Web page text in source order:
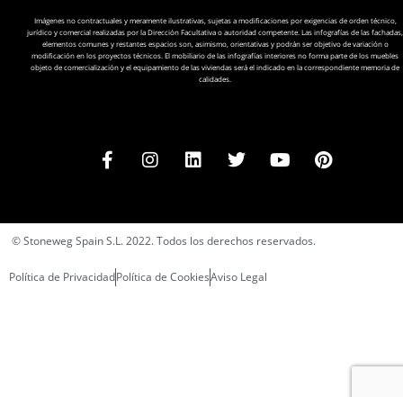
Imágenes no contractuales y meramente ilustrativas, sujetas a modificaciones por exigencias de orden técnico,
jurídico y comercial realizadas por la Dirección Facultativa o autoridad competente. Las infografías de las fachadas,
elementos comunes y restantes espacios son, asimismo, orientativas y podrán ser objetivo de variación o
modificación en los proyectos técnicos. El mobiliario de las infografías interiores no forma parte de los muebles
objeto de comercialización y el equipamiento de las viviendas será el indicado en la correspondiente memoria de
calidades.
© Stoneweg Spain S.L. 2022. Todos los derechos reservados.
Política de PrivacidadPolítica de CookiesAviso Legal